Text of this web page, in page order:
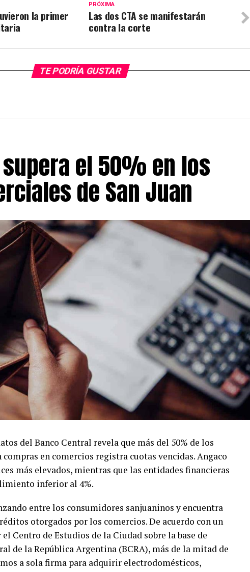
PRÓXIMA
Las dos CTA se manifestarán
contra la corte
la primer
TE PODRÍA GUSTAR
el 50% en los
de San Juan
del Banco Central revela que más del 50% de los
en comercios registra cuotas vencidas. Angaco
más elevados, mientras que las entidades financieras
inferior al 4%.
entre los consumidores sanjuaninos y encuentra
otorgados por los comercios. De acuerdo con un
Centro de Estudios de la Ciudad sobre la base de
de la República Argentina (BCRA), más de la mitad de
a sola firma para adquirir electrodomésticos,